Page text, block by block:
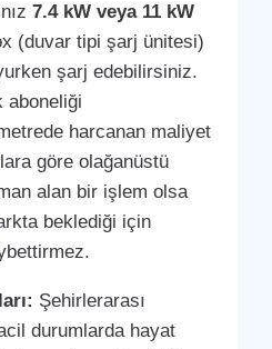
7.4 kW veya 11 kW
(duvar tipi şarj ünitesi)
şarj edebilirsiniz.
aboneliği
harcanan maliyet
göre olağanüstü
alan bir işlem olsa
beklediği için
Şehirlerarası
durumlarda hayat